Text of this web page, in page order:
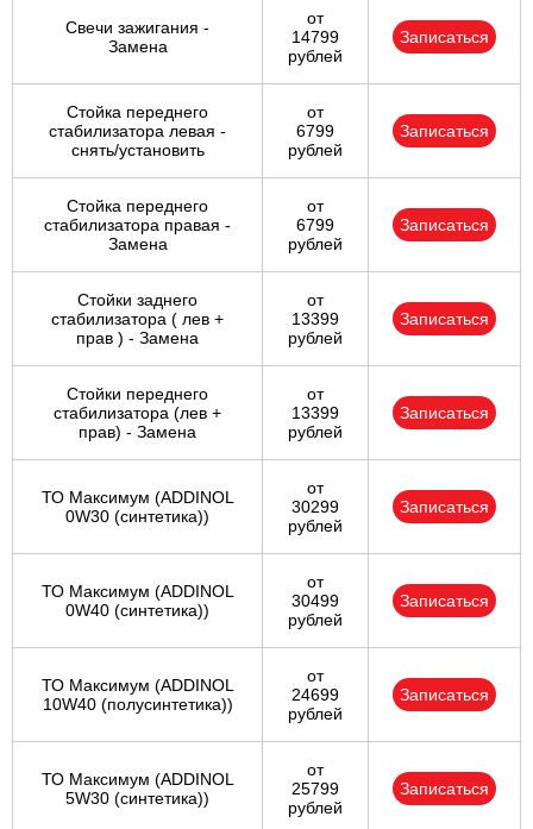
Свечи зажигания -
Замена
от
14799
рублей
Записаться
Стойка переднего
стабилизатора левая -
снять/установить
от
6799
рублей
Записаться
Стойка переднего
стабилизатора правая -
Замена
от
6799
рублей
Записаться
Стойки заднего
стабилизатора ( лев +
прав ) - Замена
от
13399
рублей
Записаться
Стойки переднего
стабилизатора (лев +
прав) - Замена
от
13399
рублей
Записаться
ТО Максимум (ADDINOL
0W30 (синтетика))
от
30299
рублей
Записаться
ТО Максимум (ADDINOL
0W40 (синтетика))
от
30499
рублей
Записаться
ТО Максимум (ADDINOL
10W40 (полусинтетика))
от
24699
рублей
Записаться
ТО Максимум (ADDINOL
5W30 (синтетика))
от
25799
рублей
Записаться